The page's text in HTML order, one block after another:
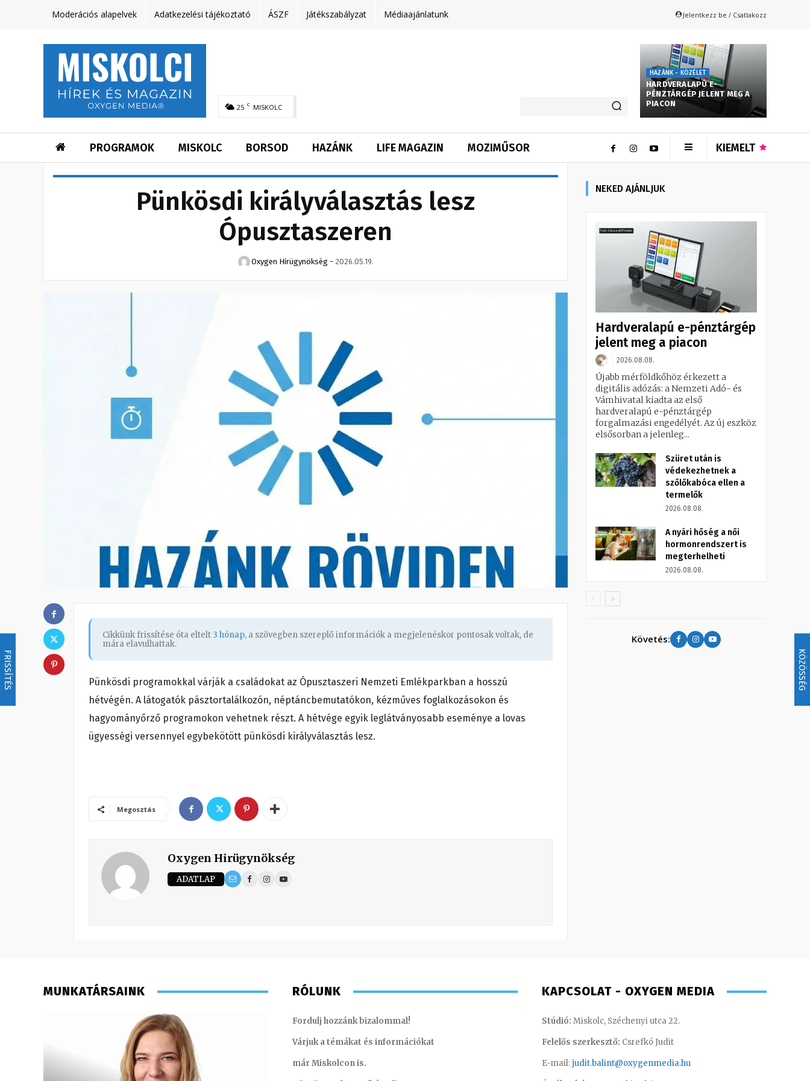
FRISSÍTÉS KÖZÖSSÉG
Moderációs alapelvek Adatkezelési tájékoztató ÁSZF Játékszabályzat Médiaajánlatunk Jelentkezz be / Csatlakozz
25 C MISKOLC
HAZÁNK - KÖZÉLET
HARDVERALAPÚ E-
PÉNZTÁRGÉP JELENT MEG A
PIACON
PROGRAMOK MISKOLC BORSOD HAZÁNK LIFE MAGAZIN MOZIMŰSOR KIEMELT
Pünkösdi királyválasztás lesz
Ópusztaszeren
Oxygen Hirügynökség - 2026.05.19.
Cikkünk frissítése óta eltelt 3 hónap, a szövegben szereplő információk a megjelenéskor pontosak voltak, de
mára elavulhattak.
Pünkösdi programokkal várják a családokat az Ópusztaszeri Nemzeti Emlékparkban a hosszú
hétvégén. A látogatók pásztortalálkozón, néptáncbemutatókon, kézműves foglalkozásokon és
hagyományőrző programokon vehetnek részt. A hétvége egyik leglátványosabb eseménye a lovas
ügyességi versennyel egybekötött pünkösdi királyválasztás lesz.
Megosztás
Oxygen Hirügynökség
ADATLAP
NEKED AJÁNLJUK
Hardveralapú e-pénztárgép
jelent meg a piacon
2026.08.08.
Újabb mérföldkőhöz érkezett a
digitális adózás: a Nemzeti Adó- és
Vámhivatal kiadta az első
hardveralapú e-pénztárgép
forgalmazási engedélyét. Az új eszköz
elsősorban a jelenleg...
Szüret után is
védekezhetnek a
szőlőkabóca ellen a
termelők
2026.08.08.
A nyári hőség a női
hormonrendszert is
megterhelheti
2026.08.08.
Követés:
MUNKATÁRSAINK RÓLUNK
Fordulj hozzánk bizalommal!
Várjuk a témákat és információkat
már Miskolcon is.
KAPCSOLAT - OXYGEN MEDIA
Stúdió: Miskolc, Széchenyi utca 22.
Felelős szerkesztő: Csrefkó Judit
E-mail:judit.balint@oxygenmedia.hu